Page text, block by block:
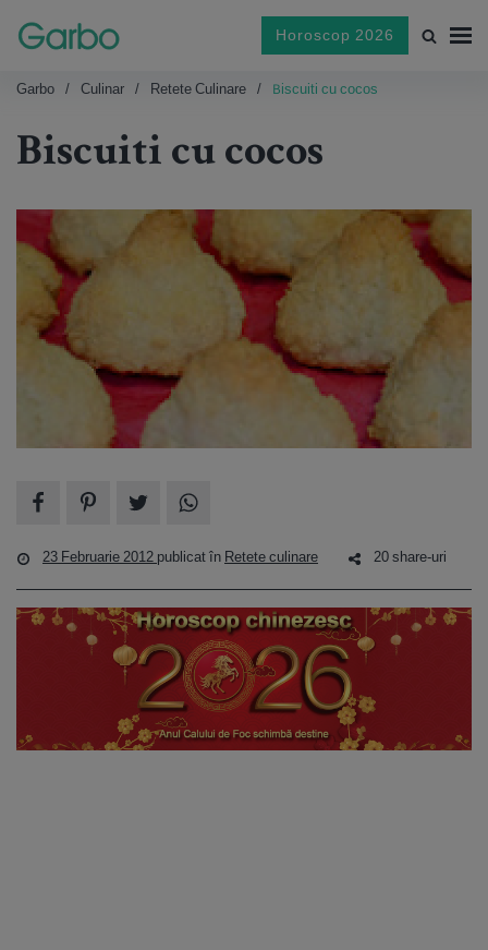
Horoscop 2026
Garbo Culinar Retete Culinare Biscuiti cu cocos
Biscuiti cu cocos
23 Februarie 2012 publicat în Retete culinare 20 share-uri